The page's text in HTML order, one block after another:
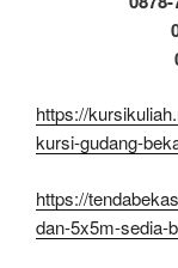
https://
kursi-gudang-
https://
dan-5x5m-sedia-